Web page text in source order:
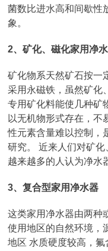
菌数比进水高和间歇性
象。
2、矿化、磁化家用净
矿化物系天然矿石按一
采用永磁铁，虽然矿化
专用矿化料能使几种矿
以无机物形式存在，不
性元素含量难以控制，
研究。 近来人们对矿化
越来越多的人认为净水
3、复合型家用净水器
这类家用净水器由两种
使用地区的自然环境，
地区 水质硬度较高，